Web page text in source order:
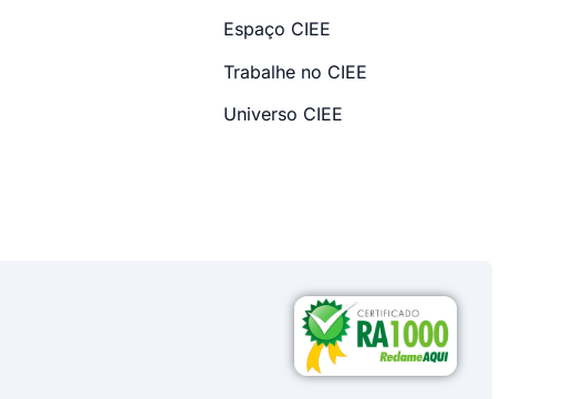
Espaço CIEE
Trabalhe no CIEE
Universo CIEE